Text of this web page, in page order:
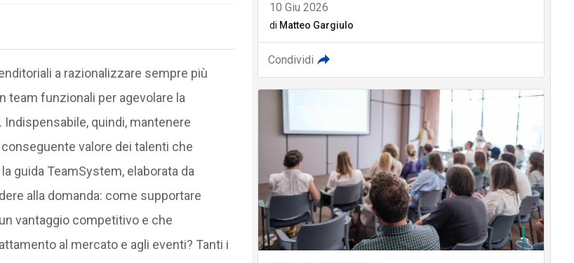
a razionalizzare sempre più
team funzionali per agevolare la
quindi, mantenere
conseguente valore dei talenti che
guida TeamSystem, elaborata da
alla domanda: come supportare
vantaggio competitivo e che
al mercato e agli eventi? Tanti i
10 Giu 2026
di Matteo Gargiulo
Condividi